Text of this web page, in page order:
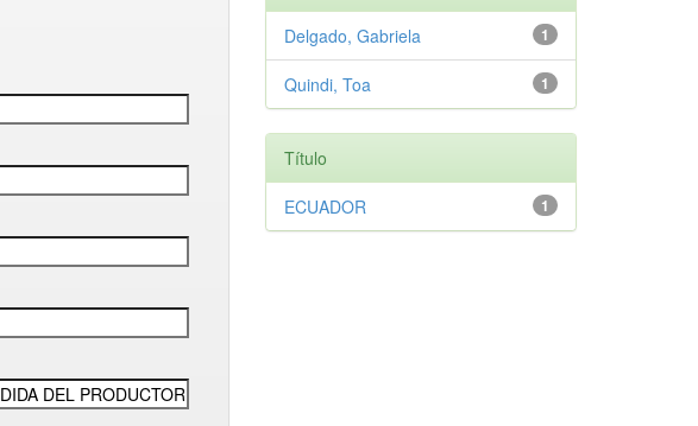
1
Delgado, Gabriela
1
Quindi, Toa
Título
1
ECUADOR